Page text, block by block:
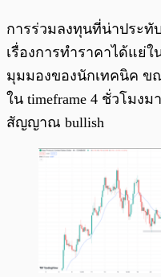
การร่วมลงทุนที่น่าประทั
เรื่องการทำราคาได้แย่
มุมมองของนักเทคนิค ข
ใน timeframe 4 ชั่วโมง
สัญญาณ bullish